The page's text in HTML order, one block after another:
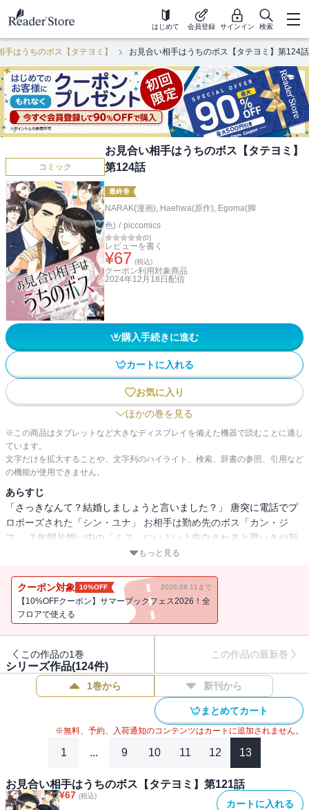
はじめて 会員登録 サインイン 検索
手はうちのボス【タテヨミ】 お見合い相手はうちのボス【タテヨミ】第124話
コミック
お見合い相手はうちのボス【タテヨミ】
第124話
最終巻
NARAK(漫画), Haehwa(原作), Egoma(脚
色) / piccomics
(0)
レビューを書く
¥67 (税込)
クーポン利用対象商品
2024年12月18日 配信
購入手続きに進む
カートに入れる
お気に入り
ほかの巻を見る
※この商品はタブレットなど大きなディスプレイを備えた機器で読むことに適し
ています。
文字だけを拡大することや、文字列のハイライト、検索、辞書の参照、引用など
の機能が使用できません。
あらすじ
「さっきなんて？結婚しましょうと言いました？」 唐突に電話でプ
ロポーズされた「シン・ユナ」 お相手は勤め先のボス「カン・ジ
フ」 ７年間片想い中の「ミヌ」にいよいよ告白されると思いきや新
しい彼女を紹介される始末。 途方に暮れる「ユナ」を見かねてある
はいかない「ユナ」は「スア」になりすましお見合いをするのだ
が… そこで出会った超絶イケメンの正体はうちの社長…！？ とこと
ん嫌いになってもらおうとお色気作戦を使った末… 社長！お願いだ
もっと見る
クーポン対象 10%OFF 2026.08.11まで
【10%OFFクーポン】サマーブックフェス2026！全
フロアで使える
この作品の1巻 この作品の最新巻
シリーズ作品(124件)
1巻から 新刊から
まとめてカート
※無料、予約、入荷通知のコンテンツはカートに追加されません。
1 ... 9 10 11 12 13
お見合い相手はうちのボス【タテヨミ】第121話
¥67 (税込)
カートに入れる